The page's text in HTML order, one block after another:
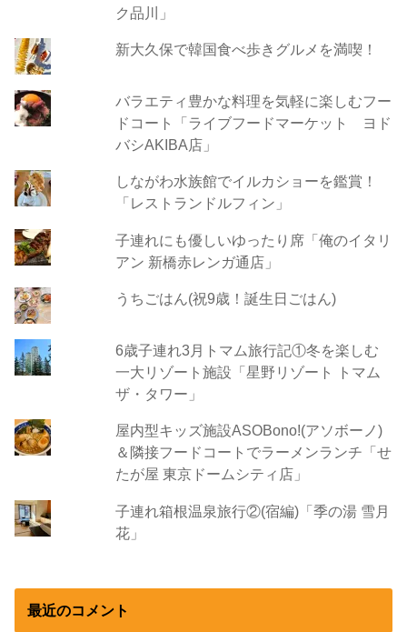
ク品川」
新大久保で韓国食べ歩きグルメを満喫！
バラエティ豊かな料理を気軽に楽しむフー
ドコート「ライブフードマーケット ヨド
バシAKIBA店」
しながわ水族館でイルカショーを鑑賞！
「レストランドルフィン」
子連れにも優しいゆったり席「俺のイタリ
アン 新橋赤レンガ通店」
うちごはん(祝9歳！誕生日ごはん)
6歳子連れ3月トマム旅行記①冬を楽しむ
一大リゾート施設「星野リゾート トマム
ザ・タワー」
屋内型キッズ施設ASOBono!(アソボーノ)
＆隣接フードコートでラーメンランチ「せ
たが屋 東京ドームシティ店」
子連れ箱根温泉旅行②(宿編)「季の湯 雪月
花」
最近のコメント